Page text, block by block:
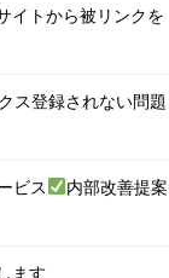
イトから被リンクを
ス登録されない問題
ビス
内部改善提案
ます